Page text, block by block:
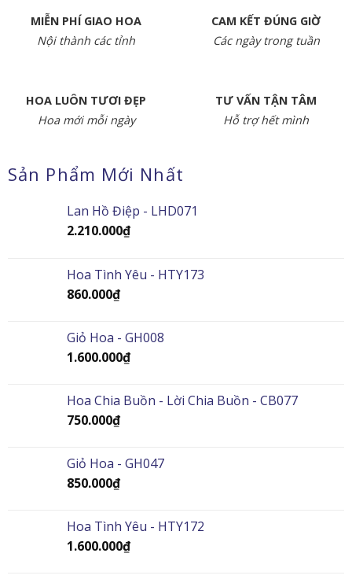
MIỄN PHÍ GIAO HOA
Nội thành các tỉnh
CAM KẾT ĐÚNG GIỜ
Các ngày trong tuần
HOA LUÔN TƯƠI ĐẸP
Hoa mới mỗi ngày
TƯ VẤN TẬN TÂM
Hỗ trợ hết mình
Sản Phẩm Mới Nhất
Lan Hồ Điệp - LHD071
2.210.000₫
Hoa Tình Yêu - HTY173
860.000₫
Giỏ Hoa - GH008
1.600.000₫
Hoa Chia Buồn - Lời Chia Buồn - CB077
750.000₫
Giỏ Hoa - GH047
850.000₫
Hoa Tình Yêu - HTY172
1.600.000₫